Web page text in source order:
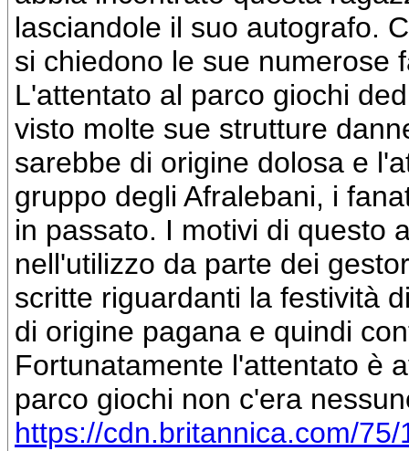
lasciandole il suo autografo.
si chiedono le sue numerose
L'attentato al parco giochi
visto molte sue strutture
sarebbe di origine dolosa e
gruppo degli Afralebani, i
in passato. I motivi di questo
nell'utilizzo da parte dei
scritte riguardanti la festività
di origine pagana e quindi
Fortunatamente l'attentato è
parco giochi non c'era
https://cdn.britannica.com/